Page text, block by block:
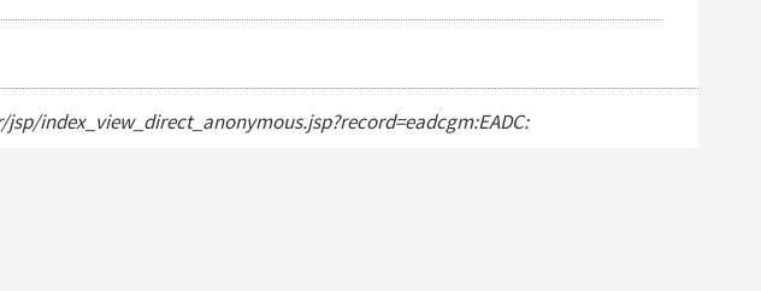
index_view_direct_anonymous.jsp?record=eadcgm:EADC: